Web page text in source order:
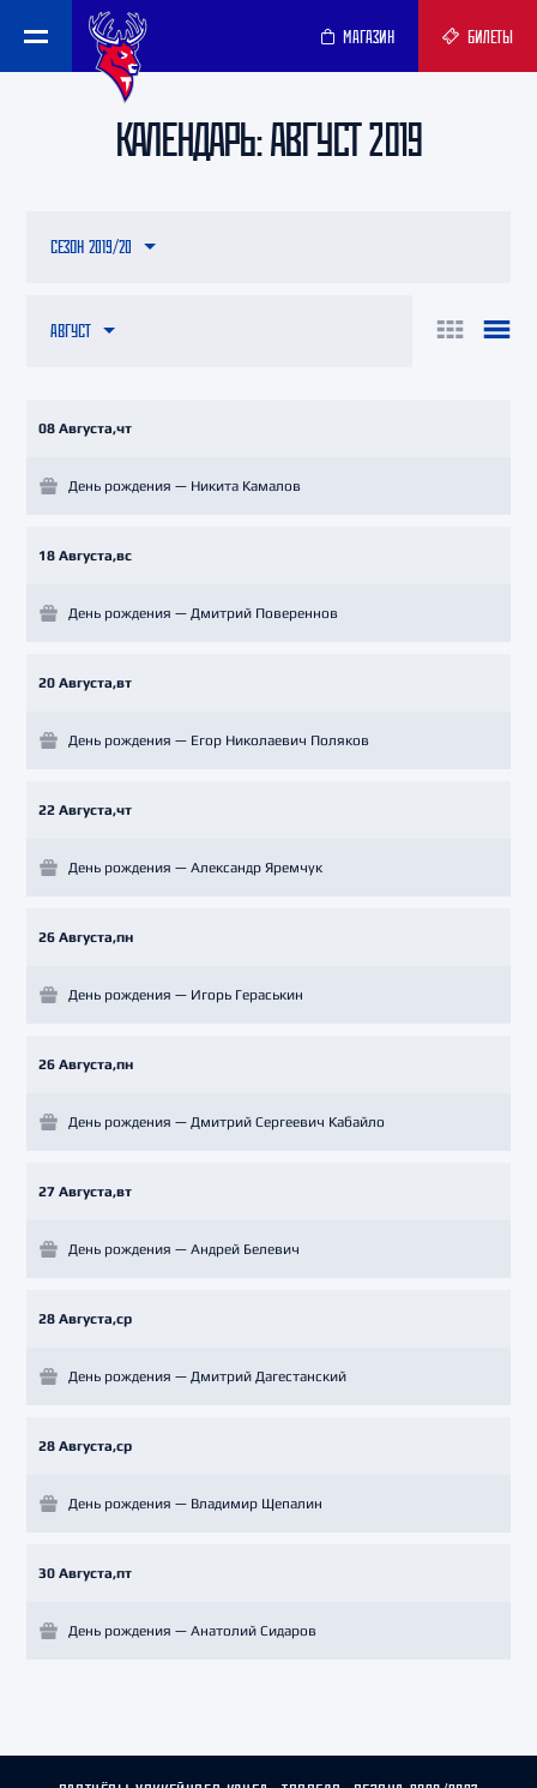
МАГАЗИН БИЛЕТЫ
КАЛЕНДАРЬ: АВГУСТ 2019
АВГУСТ
СЕЗОН 2019/20
08 Августа,чт
День рождения — Никита Камалов
18 Августа,вс
День рождения — Дмитрий Повереннов
20 Августа,вт
День рождения — Егор Николаевич Поляков
22 Августа,чт
День рождения — Александр Яремчук
26 Августа,пн
День рождения — Игорь Гераськин
26 Августа,пн
День рождения — Дмитрий Сергеевич Кабайло
27 Августа,вт
День рождения — Андрей Белевич
28 Августа,ср
День рождения — Дмитрий Дагестанский
28 Августа,ср
День рождения — Владимир Щепалин
30 Августа,пт
День рождения — Анатолий Сидаров